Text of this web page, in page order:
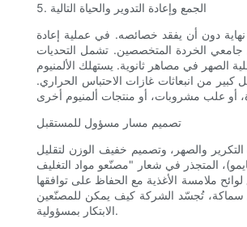
5. الجمع وإعادة التدوير والحياة التالية
نهاية دون أن يفقد خصائصه. في عملية إعادة
جامعي الخردة المتخصصين. تشمل التحديات
الصهر في مصاهر ثانوية. يستهلك الألمنيوم
كبير من انبعاثات غازات الاحتباس الحراري.
تصميم مسار مسؤول للمستقبل
والصهر، وتصميم خفيف الوزن لتقليل
المتجذر في شعار "مصنّعو مواد التغليف
لوائح ملامسة الأغذية مع الحفاظ على توافقها
سماكة، تُجسّد الشركة كيف يمكن للمصنّعين
الابتكار بمسؤولية.